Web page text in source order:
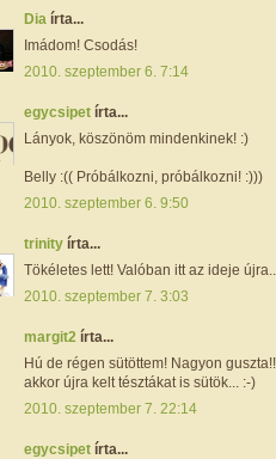
Dia írta...
Imádom! Csodás!
2010. szeptember 6. 7:14
egycsipet írta...
Lányok, köszönöm mindenkinek! :)
Belly :(( Próbálkozni, próbálkozni! :)))
2010. szeptember 6. 9:50
trinity írta...
Tökéletes lett! Valóban itt az ideje újra....
2010. szeptember 7. 3:03
margit2 írta...
Hú de régen sütöttem! Nagyon
akkor újra kelt tésztákat is sütök... :-)
2010. szeptember 7. 22:14
egycsipet írta...